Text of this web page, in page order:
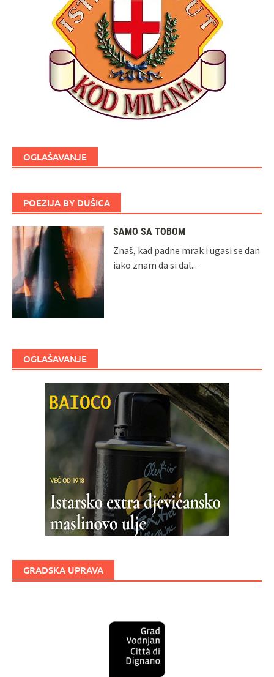
OGLAŠAVANJE
POEZIJA BY DUŠICA
SAMO SA TOBOM
Znaš, kad padne mrak i ugasi se dan
iako znam da si dal...
OGLAŠAVANJE
GRADSKA UPRAVA